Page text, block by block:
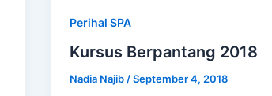
Perihal SPA
Kursus Berpantang 2018
Nadia Najib/September 4, 2018